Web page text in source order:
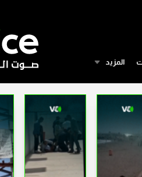
المزيد